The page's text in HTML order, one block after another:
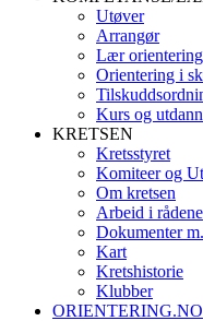
Utøver
Arrangør
Lær orientering
Orientering i
Kurs og
KRETSEN
Kretsstyret
Komiteer og
Om kretsen
Arbeid i rådene
Dokumenter
Kart
Kretshistorie
Klubber
ORIENTERING.NO